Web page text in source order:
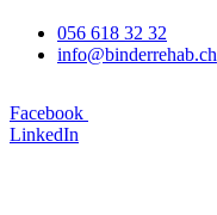
056 618 32 32
info@binderrehab.ch
Facebook
LinkedIn